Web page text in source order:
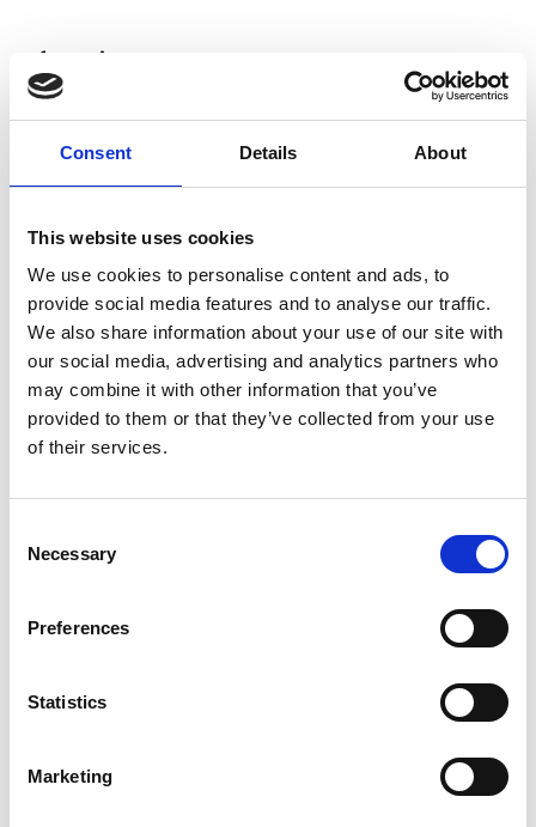
Consent Details About
This website uses cookies
We use cookies to personalise content and ads, to
provide social media features and to analyse our traffic.
We also share information about your use of our site with
our social media, advertising and analytics partners who
may combine it with other information that you’ve
provided to them or that they’ve collected from your use
of their services.
Selection
Necessary
Preferences
Statistics
Marketing
Afmetingen
- Lengte: 65 cm
- Breedte: 50 cm
Productspecificaties
Hoogte
2 cm
Breedte
50 cm
Diepte
Gewicht
1.5 kg
Artikelcode
Merk: